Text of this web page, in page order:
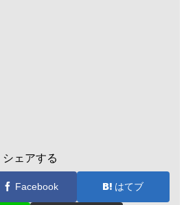
シェアする
Facebook はてブ